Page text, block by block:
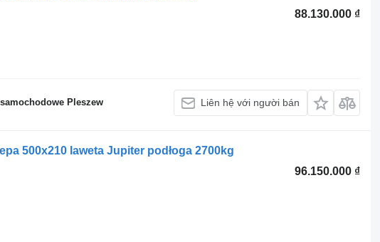
88.130.000 ₫
Pleszew Liên hệ với người bán
500x210 laweta Jupiter podłoga 2700kg
96.150.000 ₫